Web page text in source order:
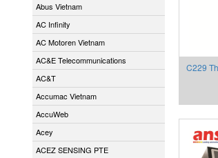
Abus Vietnam
AC Infinity
AC Motoren Vietnam
AC&E Telecommunications
AC&T
Accumac Vietnam
AccuWeb
Acey
ACEZ SENSING PTE
C229